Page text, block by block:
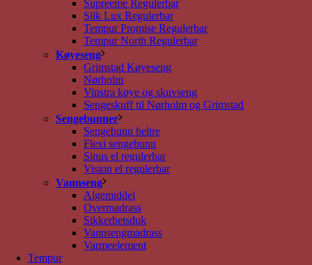
Supreeme Regulerbar
Silk Lux Regulerbar
Tempur Promise Regulerbar
Tempur North Regulerbar
Køyeseng
Grimstad Køyeseng
Nørholm
Vinstra køye og skuvseng
Sengeskuff til Nørholm og Grimstad
Sengebunner
Sengebunn heltre
Flexi sengebunn
Sinus el regulerbar
Vision el regulerbar
Vannseng
Algemiddel
Overmadrass
Sikkerhetsduk
Vannsengmadrass
Varmeelement
Tempur